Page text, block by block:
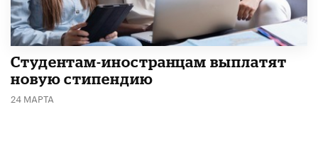
Студентам-иностранцам выплатят
новую стипендию
24 МАРТА